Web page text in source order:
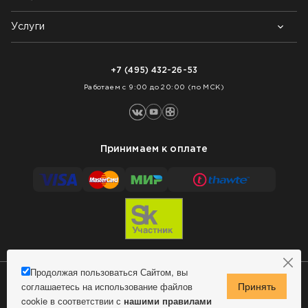
Продолжая пользоваться Сайтом, вы
соглашаетесь на использование файлов
cookie в соответствии с нашими правилами
Контакты
Блог
Возврат товара
Как заказать
Услуги
+7 (495) 432-26-53
Работаем с 9:00 до 20:00 (по МСК)
Принимаем к оплате
© 2009 - 2026 Remontnick.ru.Сделано в MindMachine
Политика конфиденциальности